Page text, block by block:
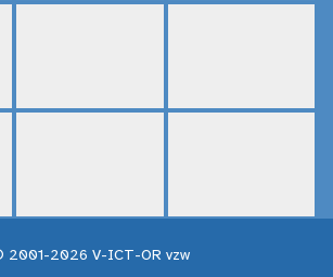
2001-2026 V-ICT-OR vzw